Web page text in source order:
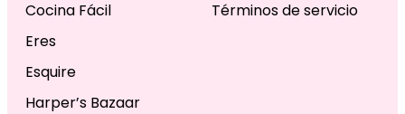
Cocina Fácil
Eres
Esquire
Harper’s Bazaar
Términos de servicio